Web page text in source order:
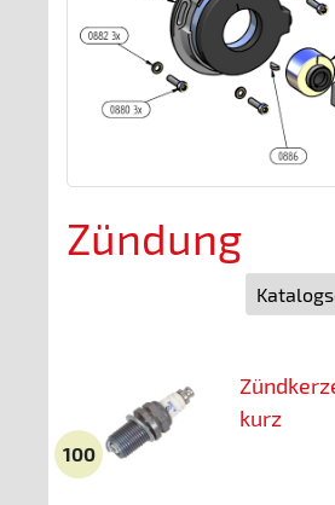
Zündung
100
kurz